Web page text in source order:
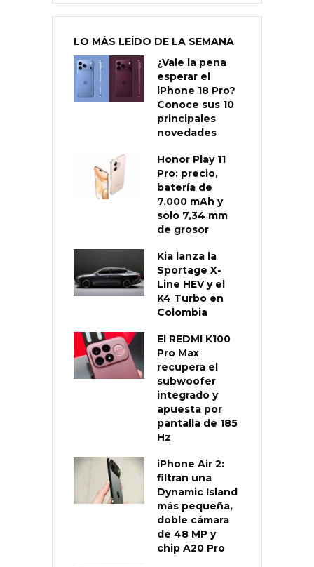
LO MÁS LEÍDO DE LA SEMANA
¿Vale la pena
esperar el
iPhone 18 Pro?
Conoce sus 10
principales
novedades
Honor Play 11
Pro: precio,
batería de
7.000 mAh y
solo 7,34 mm
de grosor
Kia lanza la
Sportage X-
Line HEV y el
K4 Turbo en
Colombia
El REDMI K100
Pro Max
recupera el
subwoofer
integrado y
apuesta por
pantalla de 185
Hz
iPhone Air 2:
filtran una
Dynamic Island
más pequeña,
doble cámara
de 48 MP y
chip A20 Pro